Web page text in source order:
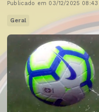
Publicado em 03/12/2025 08:43
Geral